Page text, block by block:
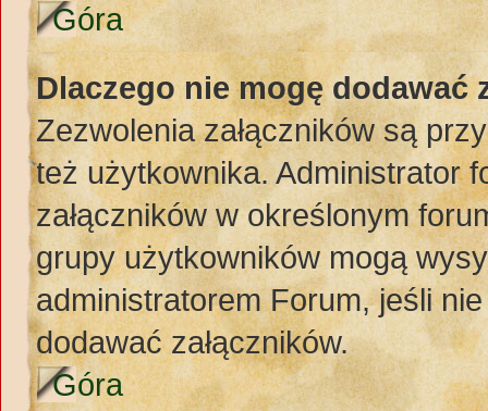
Góra
Dlaczego nie mogę dodawać
Zezwolenia załączników są
też użytkownika. Administrator
załączników w określonym
grupy użytkowników mogą
administratorem Forum, jeśli
dodawać załączników.
Góra